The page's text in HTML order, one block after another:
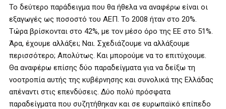
Το δεύτερο παράδειγμα που θα ήθελα να αναφέρω είναι οι
εξαγωγές ως ποσοστό του ΑΕΠ. Το 2008 ήταν στο 20%.
Τώρα βρίσκονται στο 42%, με τον μέσο όρο της ΕΕ στο 51%.
Άρα, έχουμε αλλάξει; Ναι. Σχεδιάζουμε να αλλάξουμε
περισσότερο; Απολύτως. Και μπορούμε να το επιτύχουμε.
Θα αναφέρω επίσης δύο παραδείγματα για να δείξω τη
νοοτροπία αυτής της κυβέρνησης και συνολικά της Ελλάδας
απέναντι στις επενδύσεις. Δύο πολύ πρόσφατα
παραδείγματα που συζητήθηκαν και σε ευρωπαϊκό επίπεδο